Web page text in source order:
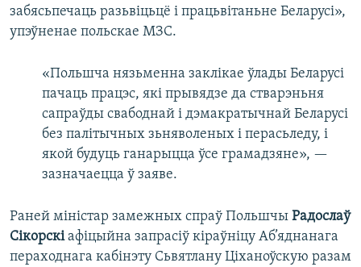
забясьпечаць разьвіцьцё і працьвітаньне Беларусі»,
упэўненае польскае МЗС.
«Польшча нязьменна заклікае ўлады Беларусі
пачаць працэс, які прывядзе да стварэньня
сапраўды свабоднай і дэмакратычнай Беларусі
без палітычных зьняволеных і перасьледу, і
якой будуць ганарыцца ўсе грамадзяне», —
зазначаецца ў заяве.
Раней міністар замежных спраў Польшчы Радослаў
Сікорскіафіцыйна запрасіў кіраўніцу Аб’яднанага
пераходнага кабінэту Сьвятлану Ціханоўскую разам